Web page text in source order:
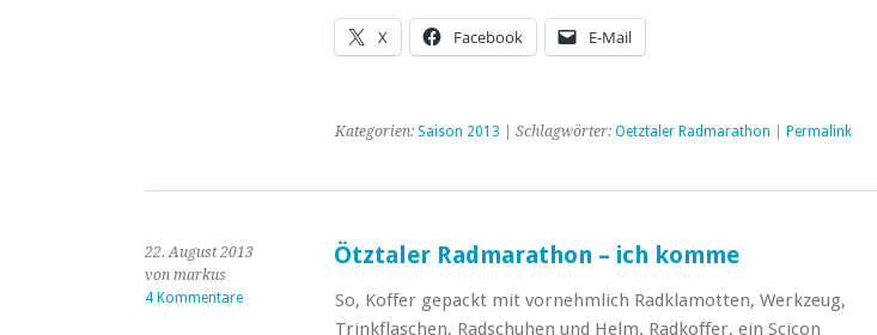
X Facebook E-Mail
Kategorien: Saison 2013 | Schlagwörter: Oetztaler Radmarathon Permalink
22. August 2013
von markus
4 Kommentare
Ötztaler Radmarathon – ich komme
So, Koffer gepackt mit vornehmlich Radklamotten, Werkzeug,
Trinkflaschen, Radschuhen und Helm. Radkoffer, ein Scicon